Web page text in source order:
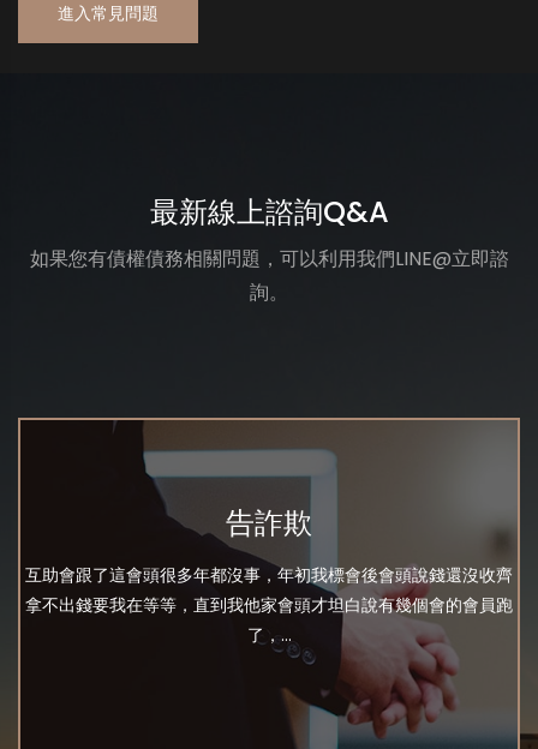
進入常見問題
最新線上諮詢Q&A
如果您有債權債務相關問題，可以利用我們LINE@立即諮
詢。
告詐欺
互助會跟了這會頭很多年都沒事，年初我標會後會頭說錢還沒收齊
拿不出錢要我在等等，直到我他家會頭才坦白說有幾個會的會員跑
了，...